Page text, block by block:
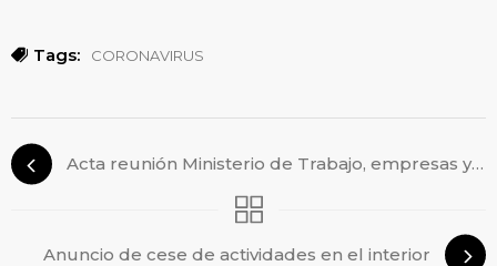
Tags: CORONAVIRUS
Acta reunión Ministerio de Trabajo, empresas y UTA
Anuncio de cese de actividades en el interior